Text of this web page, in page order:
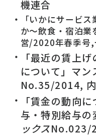
機連合
「いかにサービ
か〜飲食・宿泊業
営/2020年春季号,
「最近の賃上
について」マン
No.35/2014,
「賃金の動向
与・特別給与の
ックスNo.023/